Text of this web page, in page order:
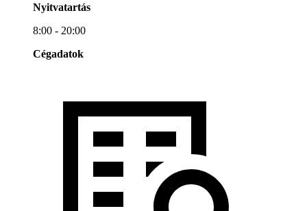
Nyitvatartás
8:00 - 20:00
Cégadatok